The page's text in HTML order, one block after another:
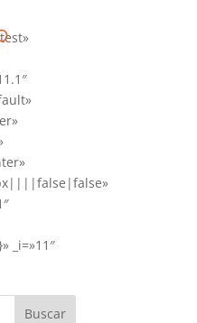
_i=»11″